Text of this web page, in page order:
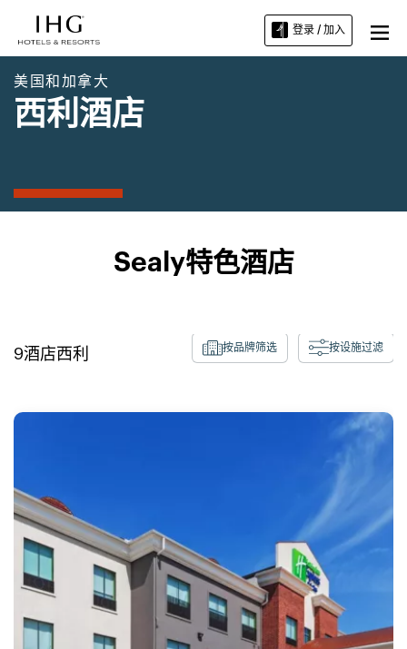
登录 / 加入
美国和加拿大
西利酒店
Sealy特色酒店
9酒店西利 按品牌筛选 按设施过滤